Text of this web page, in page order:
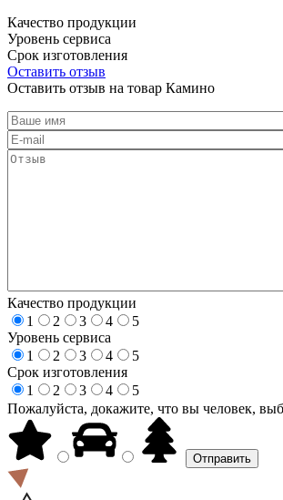
Качество продукции
Уровень сервиса
Срок изготовления
Оставить отзыв
Оставить отзыв на товар Камино
Качество продукции
1
2 3 4
5
Уровень сервиса
1
2 3 4
5
Срок изготовления
1
2 3 4
5
Пожалуйста, докажите, что вы человек,